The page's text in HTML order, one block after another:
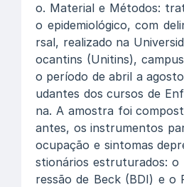
o. Material e Métodos:
o epidemiológico, com
rsal, realizado na
ocantins (Unitins),
o período de abril a
udantes dos cursos de
na. A amostra foi
antes, os instrumentos
ocupação e sintomas
stionários estruturados: o
ressão de Beck (BDI) e o